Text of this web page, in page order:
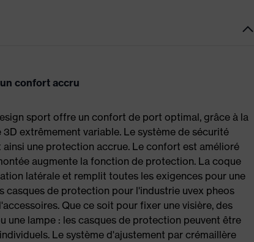
confort accru
sport offre un confort de port optimal, grâce à la
extrêmement variable. Le système de sécurité
une protection accrue. Le confort est amélioré
augmente la fonction de protection. La coque
latérale et remplit toutes les exigences pour une
de protection pour l'industrie uvex pheos
Que ce soit pour fixer une visière, des
lampe : les casques de protection peuvent être
Le système d'ajustement par crémaillère